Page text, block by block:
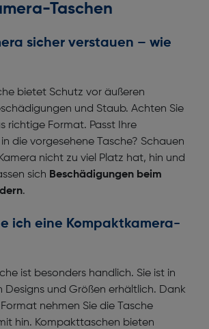
Taschen
sicher verstauen – wie
bietet Schutz vor äußeren
und Staub. Achten Sie
richtige Format. Passt Ihre
die vorgesehene Tasche? Schauen
nicht zu viel Platz hat, hin und
sich Beschädigungen beim
.
ich eine Kompaktkamera-
ist besonders handlich. Sie ist in
Designs und Größen erhältlich. Dank
nehmen Sie die Tasche
hin. Kompakttaschen bieten